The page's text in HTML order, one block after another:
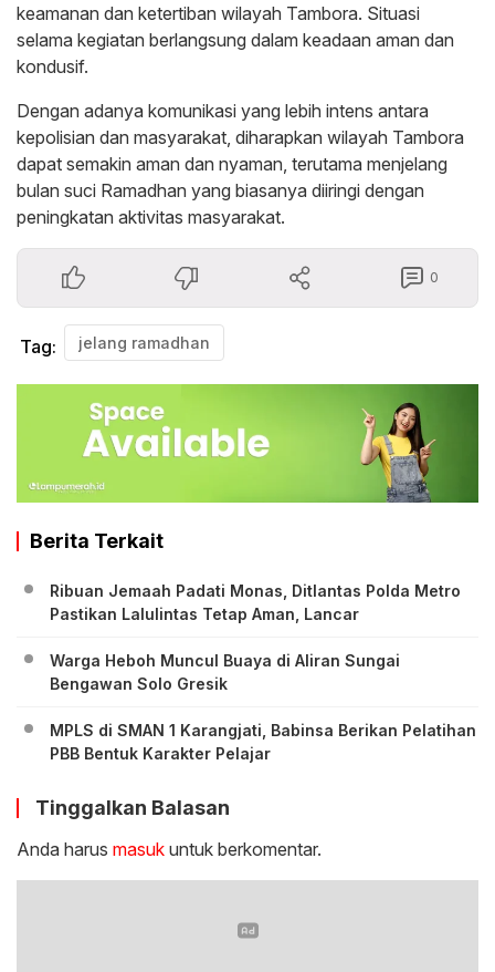
keamanan dan ketertiban wilayah Tambora. Situasi
selama kegiatan berlangsung dalam keadaan aman dan
kondusif.
Dengan adanya komunikasi yang lebih intens antara
kepolisian dan masyarakat, diharapkan wilayah Tambora
dapat semakin aman dan nyaman, terutama menjelang
bulan suci Ramadhan yang biasanya diiringi dengan
peningkatan aktivitas masyarakat.
0
Tag: jelang ramadhan
Berita Terkait
Ribuan Jemaah Padati Monas, Ditlantas Polda Metro
Pastikan Lalulintas Tetap Aman, Lancar
Warga Heboh Muncul Buaya di Aliran Sungai
Bengawan Solo Gresik
MPLS di SMAN 1 Karangjati, Babinsa Berikan Pelatihan
PBB Bentuk Karakter Pelajar
Tinggalkan Balasan
Anda harus masuk untuk berkomentar.